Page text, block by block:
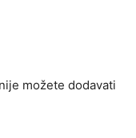
možete dodavati